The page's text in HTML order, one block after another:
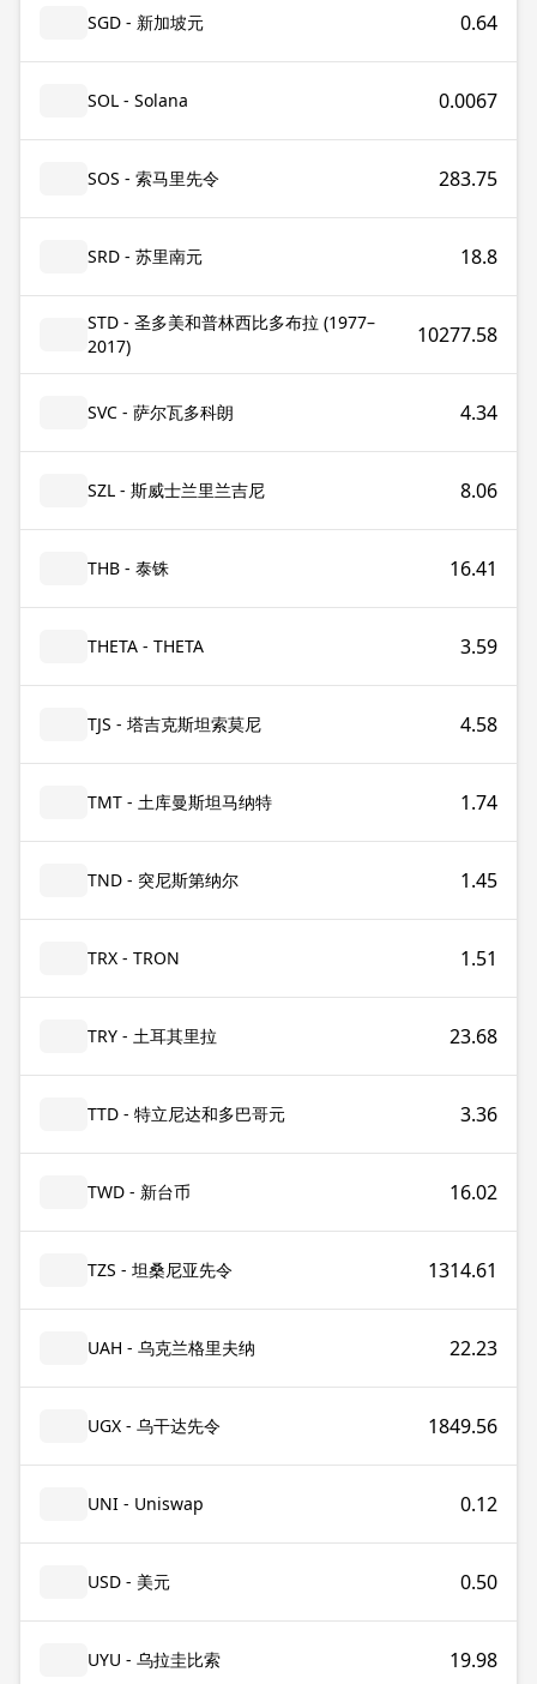
SGD - 新加坡元 0.64
SOL - Solana 0.0067
SOS - 索马里先令 283.75
SRD - 苏里南元 18.8
STD - 圣多美和普林西比多布拉 (1977–
2017)
10277.58
SVC - 萨尔瓦多科朗 4.34
SZL - 斯威士兰里兰吉尼 8.06
THB - 泰铢 16.41
THETA - THETA 3.59
TJS - 塔吉克斯坦索莫尼 4.58
TMT - 土库曼斯坦马纳特 1.74
TND - 突尼斯第纳尔 1.45
TRX - TRON 1.51
TRY - 土耳其里拉 23.68
TTD - 特立尼达和多巴哥元 3.36
TWD - 新台币 16.02
TZS - 坦桑尼亚先令 1314.61
UAH - 乌克兰格里夫纳 22.23
UGX - 乌干达先令 1849.56
UNI - Uniswap 0.12
USD - 美元 0.50
UYU - 乌拉圭比索 19.98